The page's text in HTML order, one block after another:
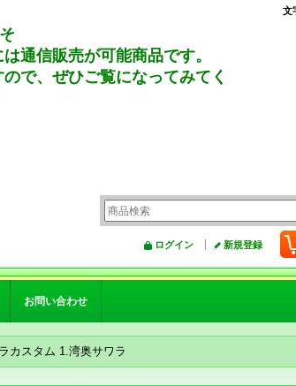
通信販売が可能商品です。
で、ぜひご覧になってみてく
文
ログイン 新規登録
お問い合わせ
カスタム 1.湾奥サワラ